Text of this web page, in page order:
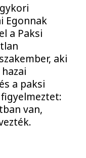
Egonnak
a Paksi
aki
a paksi
van,